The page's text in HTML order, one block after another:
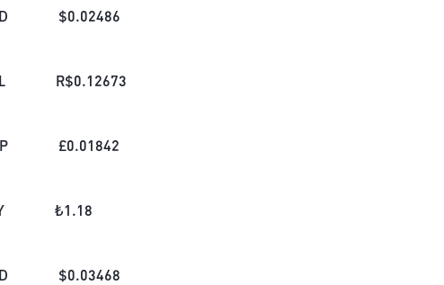
$0.02486
R$0.12673
£0.01842
₺1.18
$0.03468